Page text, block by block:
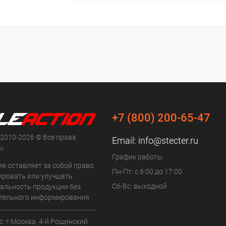
2026 © Все права
оставляет за собой право
или улучшать
продукции без
информирования
г.Москва, 4-й Рощинский
+7 (800) 200-65-47
Email: info@stecter.ru
График работы
Пн-Пт: с 8:00 до 17:00
Сб-Вс: выходной